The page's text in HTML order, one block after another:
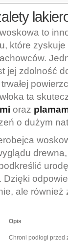
to
które
jej zdolność
ta
oraz
o dużym
Dzięki
ale
Opis
Chroni podłogi przed